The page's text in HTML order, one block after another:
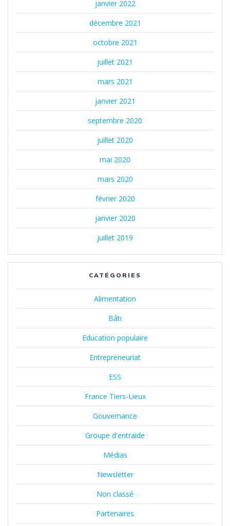
janvier 2022
décembre 2021
octobre 2021
juillet 2021
mars 2021
janvier 2021
septembre 2020
juillet 2020
mai 2020
mars 2020
février 2020
janvier 2020
juillet 2019
CATÉGORIES
Alimentation
Bâti
Education populaire
Entrepreneuriat
ESS
France Tiers-Lieux
Gouvernance
Groupe d'entraide
Médias
Newsletter
Non classé
Partenaires